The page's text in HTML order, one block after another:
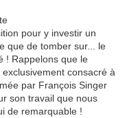
pour y investir un
que de tomber sur... le
! Rappelons que le
consacré à
par François Singer
son travail que nous
de remarquable !